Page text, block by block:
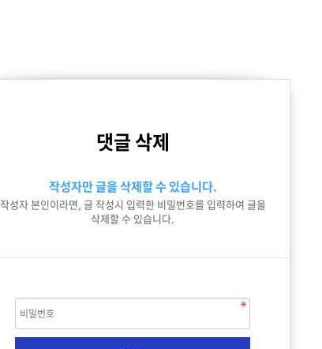
댓글 삭제
작성자만 글을 삭제할 수 있습니다.
작성자 본인이라면, 글 작성시 입력한 비밀번호를 입력하여 글을
삭제할 수 있습니다.